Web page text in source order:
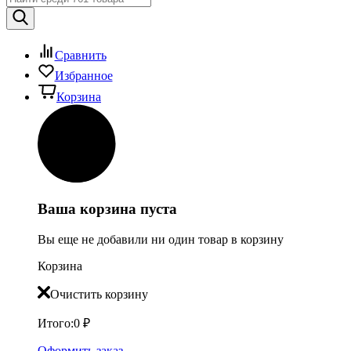
Сравнить
Избранное
Корзина
Ваша корзина пуста
Вы еще не добавили ни один товар в корзину
Корзина
Очистить корзину
Итого:0 ₽